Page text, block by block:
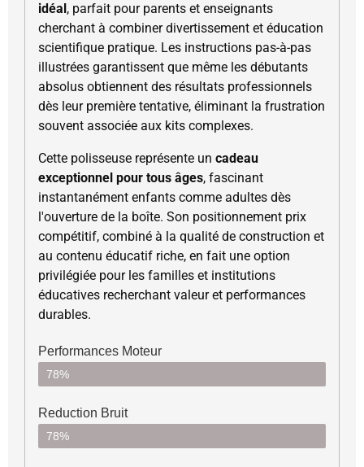
idéal , parfait pour parents et enseignants
cherchant à combiner divertissement et éducation
scientifique pratique. Les instructions pas-à-pas
illustrées garantissent que même les débutants
absolus obtiennent des résultats professionnels
dès leur première tentative, éliminant la frustration
souvent associée aux kits complexes.
Cette polisseuse représente un cadeau
exceptionnel pour tous âges, fascinant
instantanément enfants comme adultes dès
l'ouverture de la boîte. Son positionnement prix
compétitif, combiné à la qualité de construction et
au contenu éducatif riche, en fait une option
privilégiée pour les familles et institutions
éducatives recherchant valeur et performances
durables.
Performances Moteur
78%
Reduction Bruit
78%